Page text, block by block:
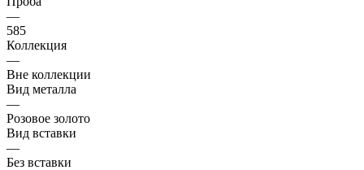
—
585
Коллекция
—
Вне коллекции
Вид металла
—
Розовое золото
Вид вставки
—
Без вставки